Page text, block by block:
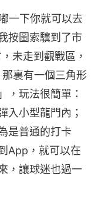
一下你就可以去
按圖索驥到了市
未走到觀戰區，
裏有一個三角形
，玩法很簡單：
入小型龍門內；
是普通的打卡
App，就可以在
，讓球迷也過一